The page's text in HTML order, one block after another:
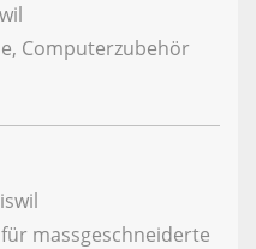
Computerzubehör
massgeschneiderte